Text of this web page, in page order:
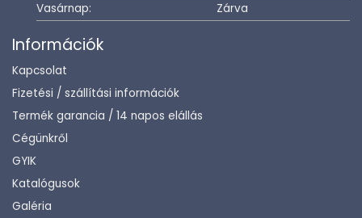
Vasárnap:
Zárva
Információk
Kapcsolat
Fizetési / szállítási információk
Termék garancia / 14 napos elállás
Cégünkről
GYIK
Katalógusok
Galéria